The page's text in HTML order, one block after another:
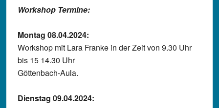
Workshop Termine:
Montag 08.04.2024:
Workshop mit Lara Franke in der Zeit von 9.30 Uhr
bis 15 14.30 Uhr
Göttenbach-Aula.
Dienstag 09.04.2024: